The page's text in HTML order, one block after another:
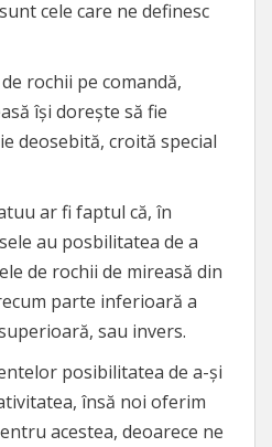
cele care ne definesc
rochii pe comandă,
își dorește să fie
deosebită, croită special
ar fi faptul că, în
au posbilitatea de a
de rochii de mireasă din
parte inferioară a
sau invers.
posibilitatea de a-și
însă noi oferim
acestea, deoarece ne